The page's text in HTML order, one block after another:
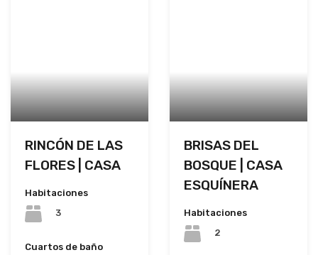
RINCÓN DE LAS
FLORES | CASA
Habitaciones
3
Cuartos de baño
BRISAS DEL
BOSQUE | CASA
ESQUÍNERA
Habitaciones
2